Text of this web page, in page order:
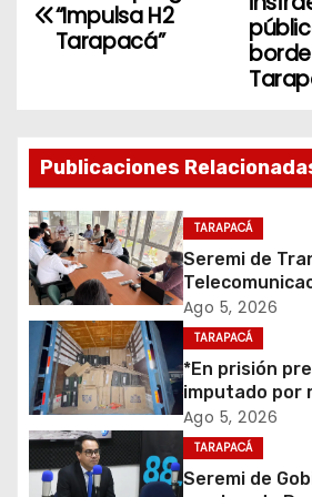
g
a
c
i
ó
n
d
e
“Impulsa H2
Tarapacá”
Publicaciones
TARAPACÁ
Seremi de
primera mesa
para el retiro
desuso en
Ago 5, 2026
TARAPACÁ
*En prisión
imputado por
cigarrillos
millones*
Ago 5, 2026
TARAPACÁ
Seremi de